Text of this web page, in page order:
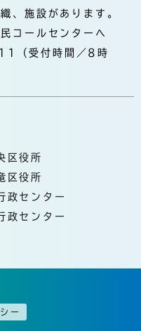
、施設があります。
民コールセンターへ
受付時間／8時
区役所
区役所
政センター
政センター
ー